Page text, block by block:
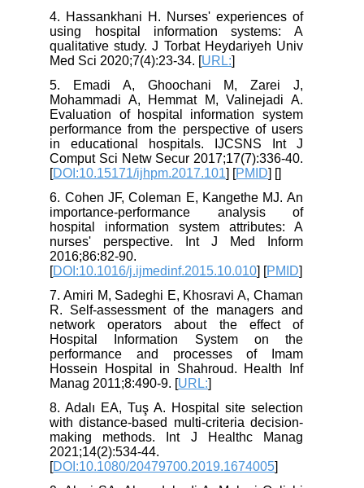
4. Hassankhani H. Nurses' experiences of
using hospital information systems: A
qualitative study. J Torbat Heydariyeh Univ
Med Sci 2020;7(4):23-34. [URL:
5. Emadi A, Ghoochani M, Zarei J,
Mohammadi A, Hemmat M, Valinejadi A.
Evaluation of hospital information system
performance from the perspective of users
in educational hospitals. IJCSNS Int J
Comput Sci Netw Secur 2017;17(7):336-40.
[DOI:10.15171/ijhpm.2017.101] [PMID] [
6. Cohen JF, Coleman E, Kangethe MJ. An
importance-performance analysis of
hospital information system attributes: A
nurses' perspective. Int J Med Inform
2016;86:82-90.
[DOI:10.1016/j.ijmedinf.2015.10.010] [PMID
7. Amiri M, Sadeghi E, Khosravi A, Chaman
R. Self-assessment of the managers and
network operators about the effect of
Hospital Information System on the
performance and processes of Imam
Hossein Hospital in Shahroud. Health Inf
Manag 2011;8:490-9. [URL:
8. Adalı EA, Tuş A. Hospital site selection
with distance-based multi-criteria decision-
making methods. Int J Healthc Manag
2021;14(2):534-44.
[DOI:10.1080/20479700.2019.1674005